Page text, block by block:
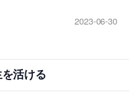
2023-06-30
活ける